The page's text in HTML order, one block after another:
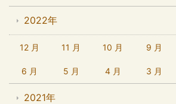
2022年
12 月 11 月 10 月 9 月
6 月 5 月 4 月 3 月
2021年